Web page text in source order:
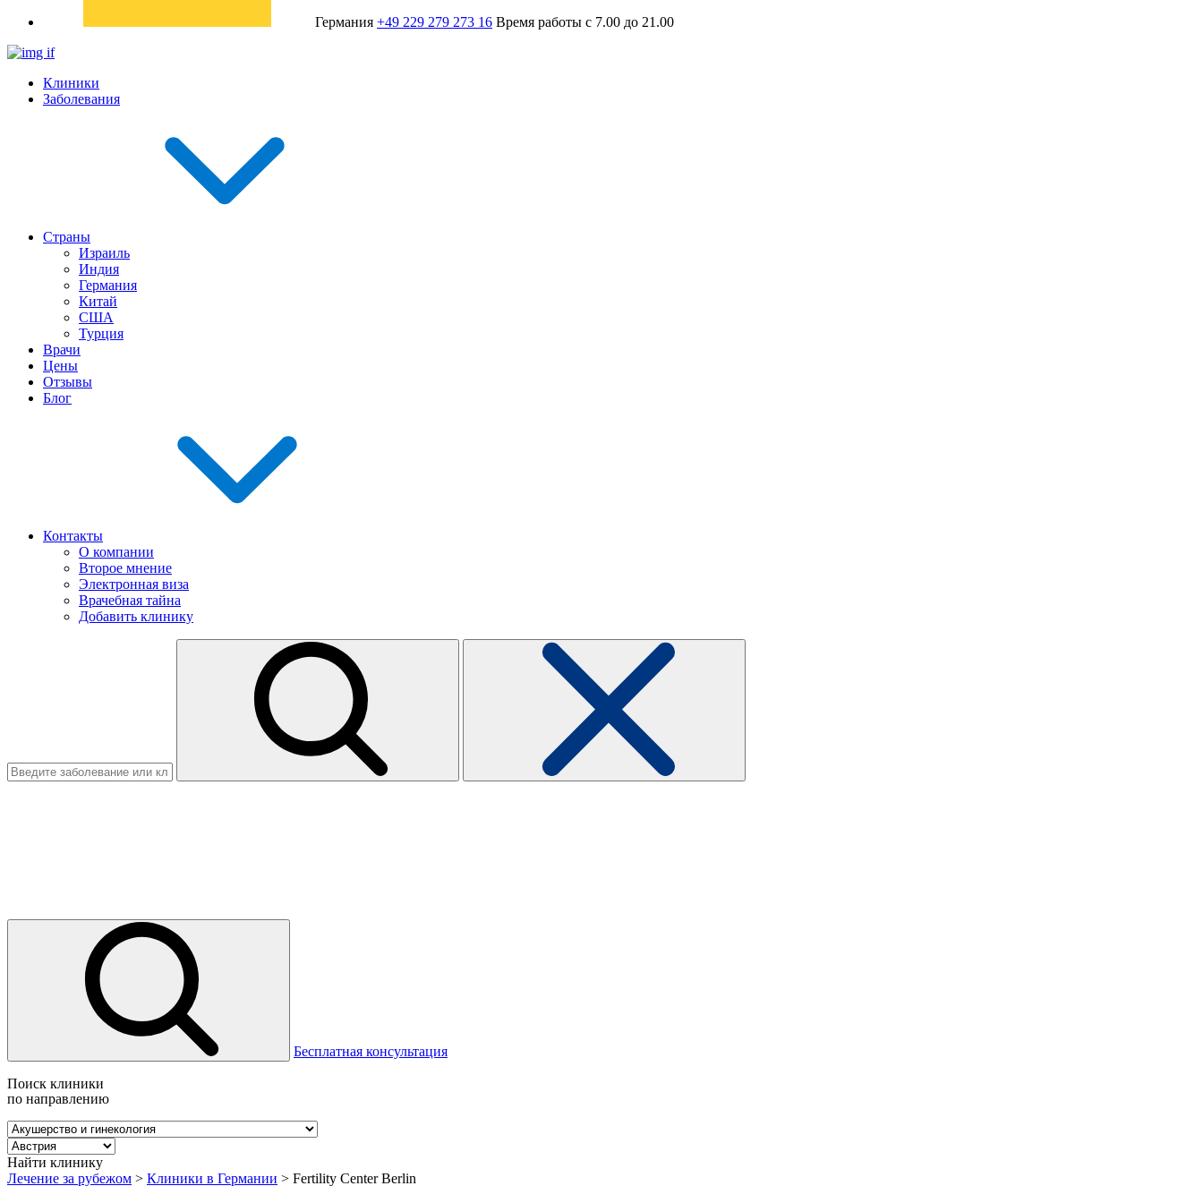
Германия +49 229 279 273 16 Время работы с 7.00 до 21.00
Клиники
Заболевания
Страны
Израиль
Индия
Германия
Китай
США
Турция
Врачи
Цены
Отзывы
Блог
Контакты
О компании
Второе мнение
Электронная виза
Врачебная тайна
Добавить клинику
Бесплатная консультация
Поиск клиники
по направлению
Найти клинику
Лечение за рубежом > Клиники в Германии > Fertility Center Berlin